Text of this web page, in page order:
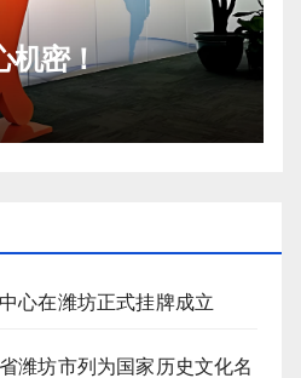
机密！
心在潍坊正式挂牌成立
潍坊市列为国家历史文化名